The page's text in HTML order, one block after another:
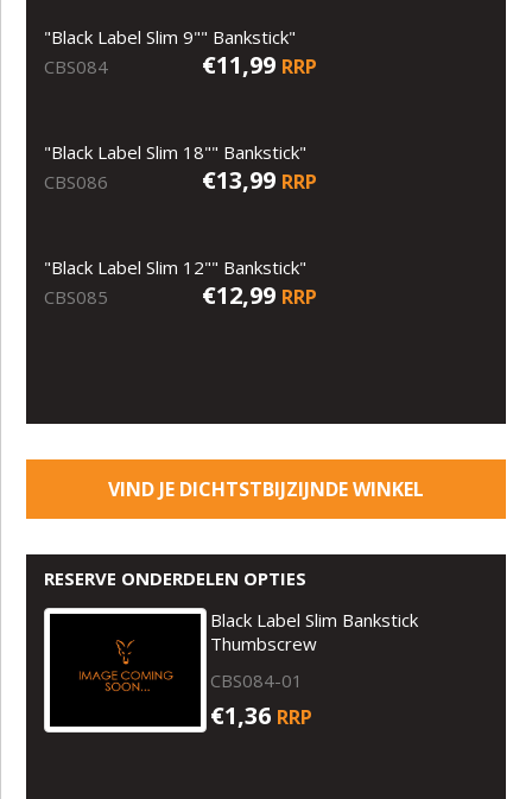
"Black Label Slim 9"" Bankstick"
CBS084
€11,99 RRP
"Black Label Slim 18"" Bankstick"
CBS086
€13,99 RRP
"Black Label Slim 12"" Bankstick"
CBS085
€12,99 RRP
VIND JE DICHTSTBIJZIJNDE WINKEL
RESERVE ONDERDELEN OPTIES
Black Label Slim Bankstick
Thumbscrew
CBS084-01
€1,36 RRP